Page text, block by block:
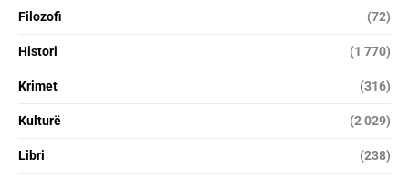
Filozofi (72)
Histori (1 770)
Krimet (316)
Kulturë (2 029)
Libri (238)